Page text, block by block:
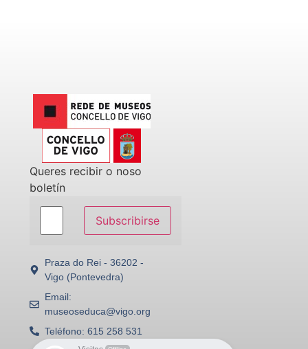
Queres recibir o noso
boletín
Subscribirse
Praza do Rei - 36202 -
Vigo (Pontevedra)
Email:
museoseduca@vigo.org
Teléfono: 615 258 531